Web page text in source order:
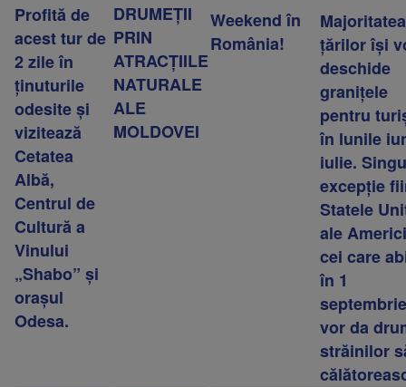
Profită de
acest tur de
2 zile în
ținuturile
odesite și
vizitează
Cetatea
Albă,
Centrul de
Cultură a
Vinului
„Shabo” și
orașul
Odesa.
DRUMEȚII
PRIN
ATRACȚIILE
NATURALE
ALE
MOLDOVEI
Weekend în
România!
Majoritatea
țărilor își
deschide
granițele
pentru
în lunile
iulie.
excepție
Statele
ale
cei care
în 1
septembrie
vor da
străinilor